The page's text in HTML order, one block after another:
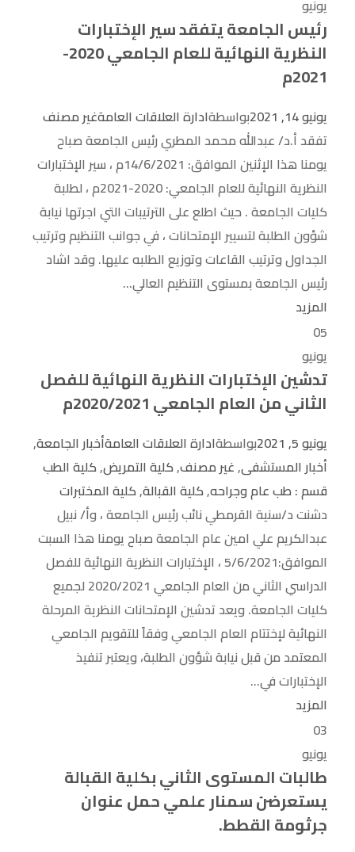
يونيو
رئيس الجامعة يتفقد سير الإختبارات
النظرية النهائية للعام الجامعي 2020-
2021م
يونيو 14, 2021 بواسطةادارة العلاقات العامةغير مصنف
تفقد أ.د/ عبدالله محمد المطري رئيس الجامعة صباح
يومنا هذا الإثنين الموافق: 14/6/2021م ، سير الإختبارات
النظرية النهائية للعام الجامعي: 2020-2021م ، لطلبة
كليات الجامعة . حيث اطلع على الترتيبات التي اجرتها نيابة
شؤون الطلبة لتسيير الإمتحانات ، في جوانب التنظيم وترتيب
الجداول وترتيب القاعات وتوزيع الطلبه عليها. وقد اشاد
رئيس الجامعة بمستوى التنظيم العالي...
المزيد
05
يونيو
تدشين الإختبارات النظرية النهائية للفصل
الثاني من العام الجامعي 2020/2021م
يونيو 5, 2021 بواسطةادارة العلاقات العامةأخبار الجامعة,
أخبار المستشفى,غير مصنف,كلية التمريض,كلية الطب
قسم : طب عام وجراحه,كلية القبالة,كلية المختبرات
دشنت د/سنية القرمطي نائب رئيس الجامعة ، وأ/ نبيل
عبدالكريم علي امين عام الجامعة صباح يومنا هذا السبت
الموافق:5/6/2021 ، الإختبارات النظرية النهائية للفصل
الدراسي الثاني من العام الجامعي 2020/2021 لجميع
كليات الجامعة. ويعد تدشين الإمتحانات النظرية المرحلة
النهائية لإختتام العام الجامعي وفقاً للتقويم الجامعي
المعتمد من قبل نيابة شؤون الطلبة، ويعتبر تنفيذ
الإختبارات في...
المزيد
03
يونيو
طالبات المستوى الثاني بكلية القبالة
يستعرضنَ سمنار علمي حمل عنوان
جرثومة القطط.